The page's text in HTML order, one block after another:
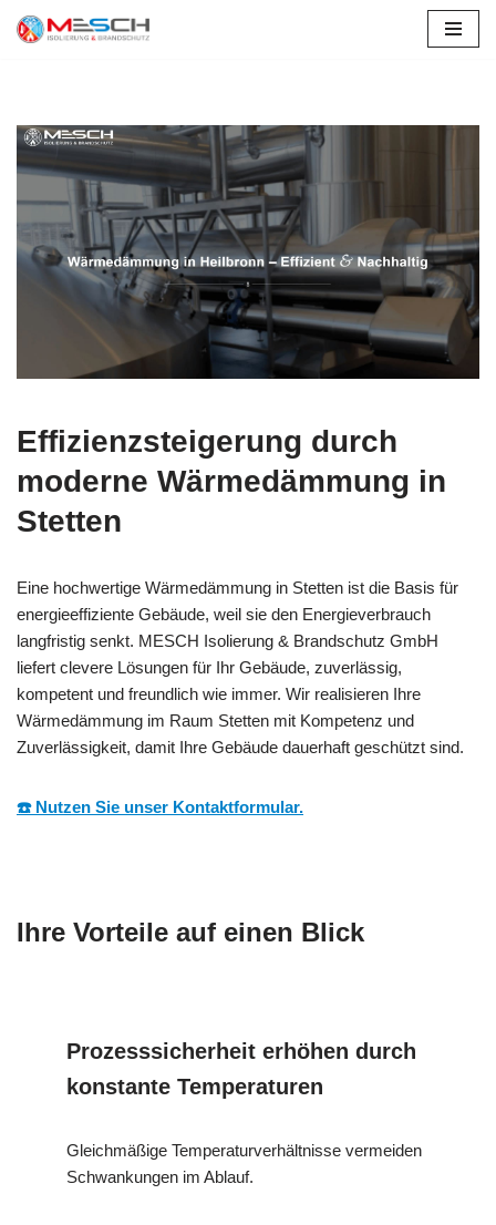
Effizienzsteigerung durch
moderne Wärmedämmung in
Stetten
Eine hochwertige Wärmedämmung in Stetten ist die Basis für
energieeffiziente Gebäude, weil sie den Energieverbrauch
langfristig senkt. MESCH Isolierung & Brandschutz GmbH
liefert clevere Lösungen für Ihr Gebäude, zuverlässig,
kompetent und freundlich wie immer. Wir realisieren Ihre
Wärmedämmung im Raum Stetten mit Kompetenz und
Zuverlässigkeit, damit Ihre Gebäude dauerhaft geschützt sind.
☎️ Nutzen Sie unser Kontaktformular.
Ihre Vorteile auf einen Blick
Prozesssicherheit erhöhen durch
konstante Temperaturen
Gleichmäßige Temperaturverhältnisse vermeiden
Schwankungen im Ablauf.